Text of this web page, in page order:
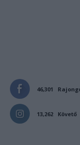
46,301
13,262 Követő